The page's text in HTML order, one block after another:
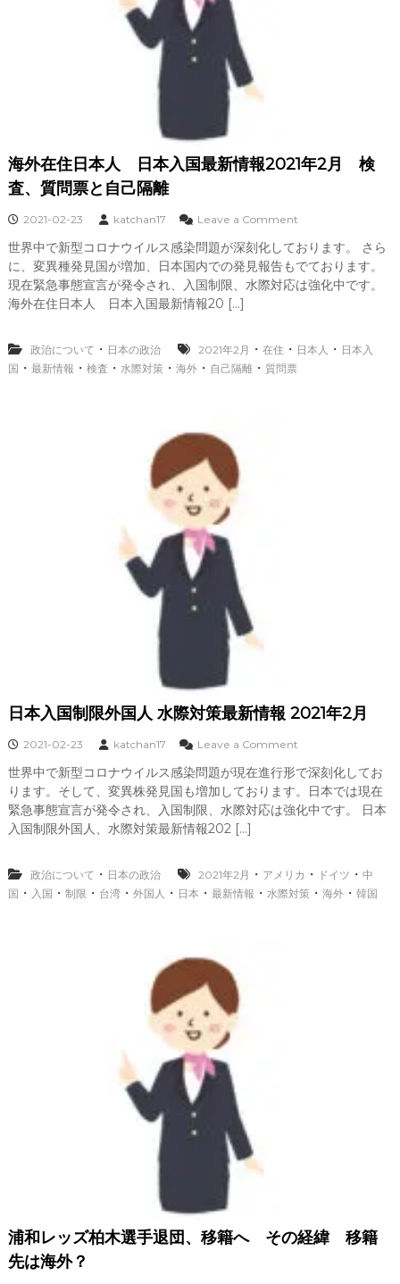
と
海外在住日本人 日本入国最新情報2021年2月 検
査、質問票と自己隔離
2021-02-23 katchan17 Leave a Commento
海
外
在
人
票
自
己
隔
離
世界中で新型コロナウイルス感染問題が深刻化しております。 さら
に、変異種発見国が増加、日本国内での発見報告もでております。
現在緊急事態宣言が発令され、入国制限、水際対応は強化中です。
海外在住日本人 日本入国最新情報20 […]
政治について ・ 日本の政治 2021年2月 ・ 在住 ・ 日本人 ・ 日本入
国 ・ 最新情報 ・ 検査 ・ 水際対策・ 海外・ 自己隔離・ 質問票
日本入国制限外国人 水際対策最新情報 2021年2月
2021-02-23 katchan17 Leave a Commento
日
本
入
外
国
人
世界中で新型コロナウイルス感染問題が現在進行形で深刻化してお
ります。そして、変異株発見国も増加しております。日本では現在
緊急事態宣言が発令され、入国制限、水際対応は強化中です。 日本
入国制限外国人、水際対策最新情報202 […]
政治について ・ 日本の政治 2021年2月 ・ アメリカ ・ ドイツ ・ 中
国 ・ 入国 ・ 制限 ・ 台湾・ 外国人 ・ 日本 ・ 最新情報 ・ 水際対策・ 海外・ 韓国
浦和レッズ柏木選手退団、移籍へ その経緯 移籍
先は海外？